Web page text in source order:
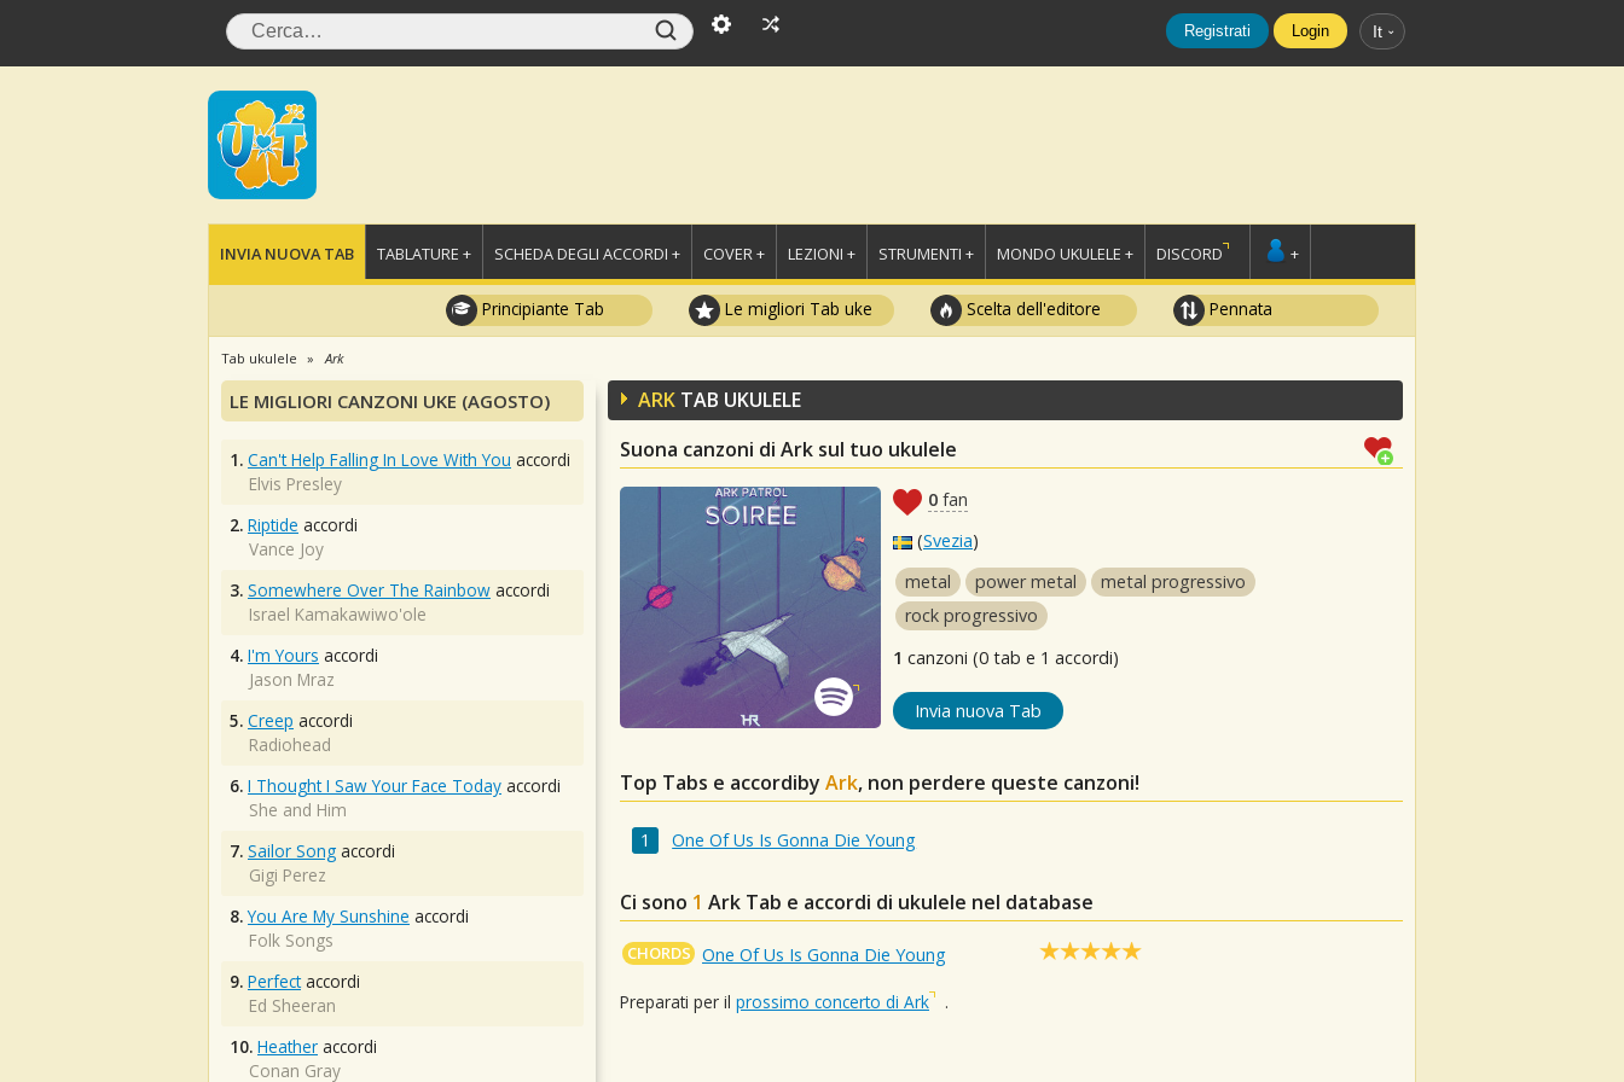
Registrati Login It
INVIA NUOVA TAB TABLATURE + SCHEDA DEGLI ACCORDI + COVER + LEZIONI + STRUMENTI + MONDO UKULELE + DISCORD +
Principiante Tab Le migliori Tab uke Scelta dell'editore Pennata
Tab ukulele Ark
ARK TAB UKULELE
Suona canzoni di Ark sul tuo ukulele
0 fan
(Svezia)
metal
power metal
metal progressivo
rock progressivo
1 canzoni (0 tab e 1 accordi)
Invia nuova Tab
Top Tabs e accordiby Ark, non perdere queste canzoni!
One Of Us Is Gonna Die Young
Ci sono 1 Ark Tab e accordi di ukulele nel database
CHORDS One Of Us Is Gonna Die Young
Preparati per il prossimo concerto di Ark .
LE MIGLIORI CANZONI UKE (AGOSTO)
1. Can't Help Falling In Love With You accordi
Elvis Presley
2. Riptide accordi
Vance Joy
3. Somewhere Over The Rainbow accordi
Israel Kamakawiwo'ole
4. I'm Yours accordi
Jason Mraz
5. Creep accordi
Radiohead
6. I Thought I Saw Your Face Today accordi
She and Him
7. Sailor Song accordi
Gigi Perez
8. You Are My Sunshine accordi
Folk Songs
9. Perfectaccordi
Ed Sheeran
10. Heather accordi
Conan Gray